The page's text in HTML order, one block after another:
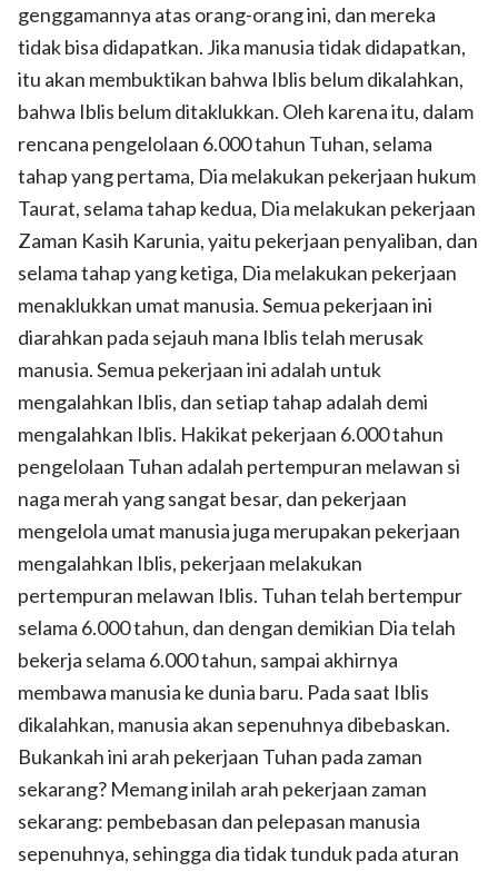
genggamannya atas orang-orang ini, dan mereka
tidak bisa didapatkan. Jika manusia tidak didapatkan,
itu akan membuktikan bahwa Iblis belum dikalahkan,
bahwa Iblis belum ditaklukkan. Oleh karena itu, dalam
rencana pengelolaan 6.000 tahun Tuhan, selama
tahap yang pertama, Dia melakukan pekerjaan hukum
Taurat, selama tahap kedua, Dia melakukan pekerjaan
Zaman Kasih Karunia, yaitu pekerjaan penyaliban, dan
selama tahap yang ketiga, Dia melakukan pekerjaan
menaklukkan umat manusia. Semua pekerjaan ini
diarahkan pada sejauh mana Iblis telah merusak
manusia. Semua pekerjaan ini adalah untuk
mengalahkan Iblis, dan setiap tahap adalah demi
mengalahkan Iblis. Hakikat pekerjaan 6.000 tahun
pengelolaan Tuhan adalah pertempuran melawan si
naga merah yang sangat besar, dan pekerjaan
mengelola umat manusia juga merupakan pekerjaan
mengalahkan Iblis, pekerjaan melakukan
pertempuran melawan Iblis. Tuhan telah bertempur
selama 6.000 tahun, dan dengan demikian Dia telah
bekerja selama 6.000 tahun, sampai akhirnya
membawa manusia ke dunia baru. Pada saat Iblis
dikalahkan, manusia akan sepenuhnya dibebaskan.
Bukankah ini arah pekerjaan Tuhan pada zaman
sekarang? Memang inilah arah pekerjaan zaman
sekarang: pembebasan dan pelepasan manusia
sepenuhnya, sehingga dia tidak tunduk pada aturan